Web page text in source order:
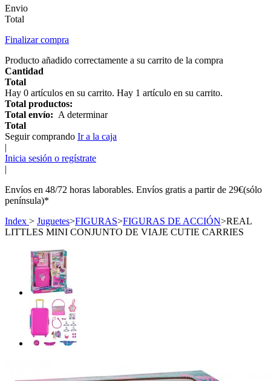
Envio
Total
Finalizar compra
Producto añadido correctamente a su carrito de la compra
Cantidad
Total
Hay 0 artículos en su carrito. Hay 1 artículo en su carrito.
Total productos:
Total envío: A determinar
Total
Seguir comprando Ir a la caja
|
Inicia sesión o regístrate
|
Envíos en 48/72 horas laborables. Envíos gratis a partir de 29€(sólo
península)*
Index > Juguetes>FIGURAS>FIGURAS DE ACCIÓN>REAL
LITTLES MINI CONJUNTO DE VIAJE CUTIE CARRIES